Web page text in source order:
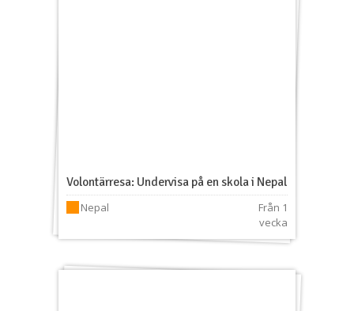
Volontärresa: Undervisa på en skola i Nepal
Nepal
Från 1
vecka